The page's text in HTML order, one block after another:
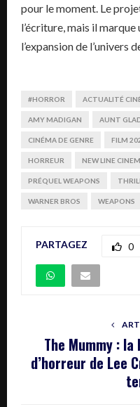
pour le moment. Le
l’écriture, mais il
l’expansion de l’univers
#HORROR ACTUALITÉ
AMY MADIGAN AUNT
CINÉMA DE GENRE FILM
HORREUR NEW LINE
PRÉQUEL WEAPONS
WARNER BROS WEAPONS
PARTAGEZ 0
The Mummy :
d’horreur de Lee